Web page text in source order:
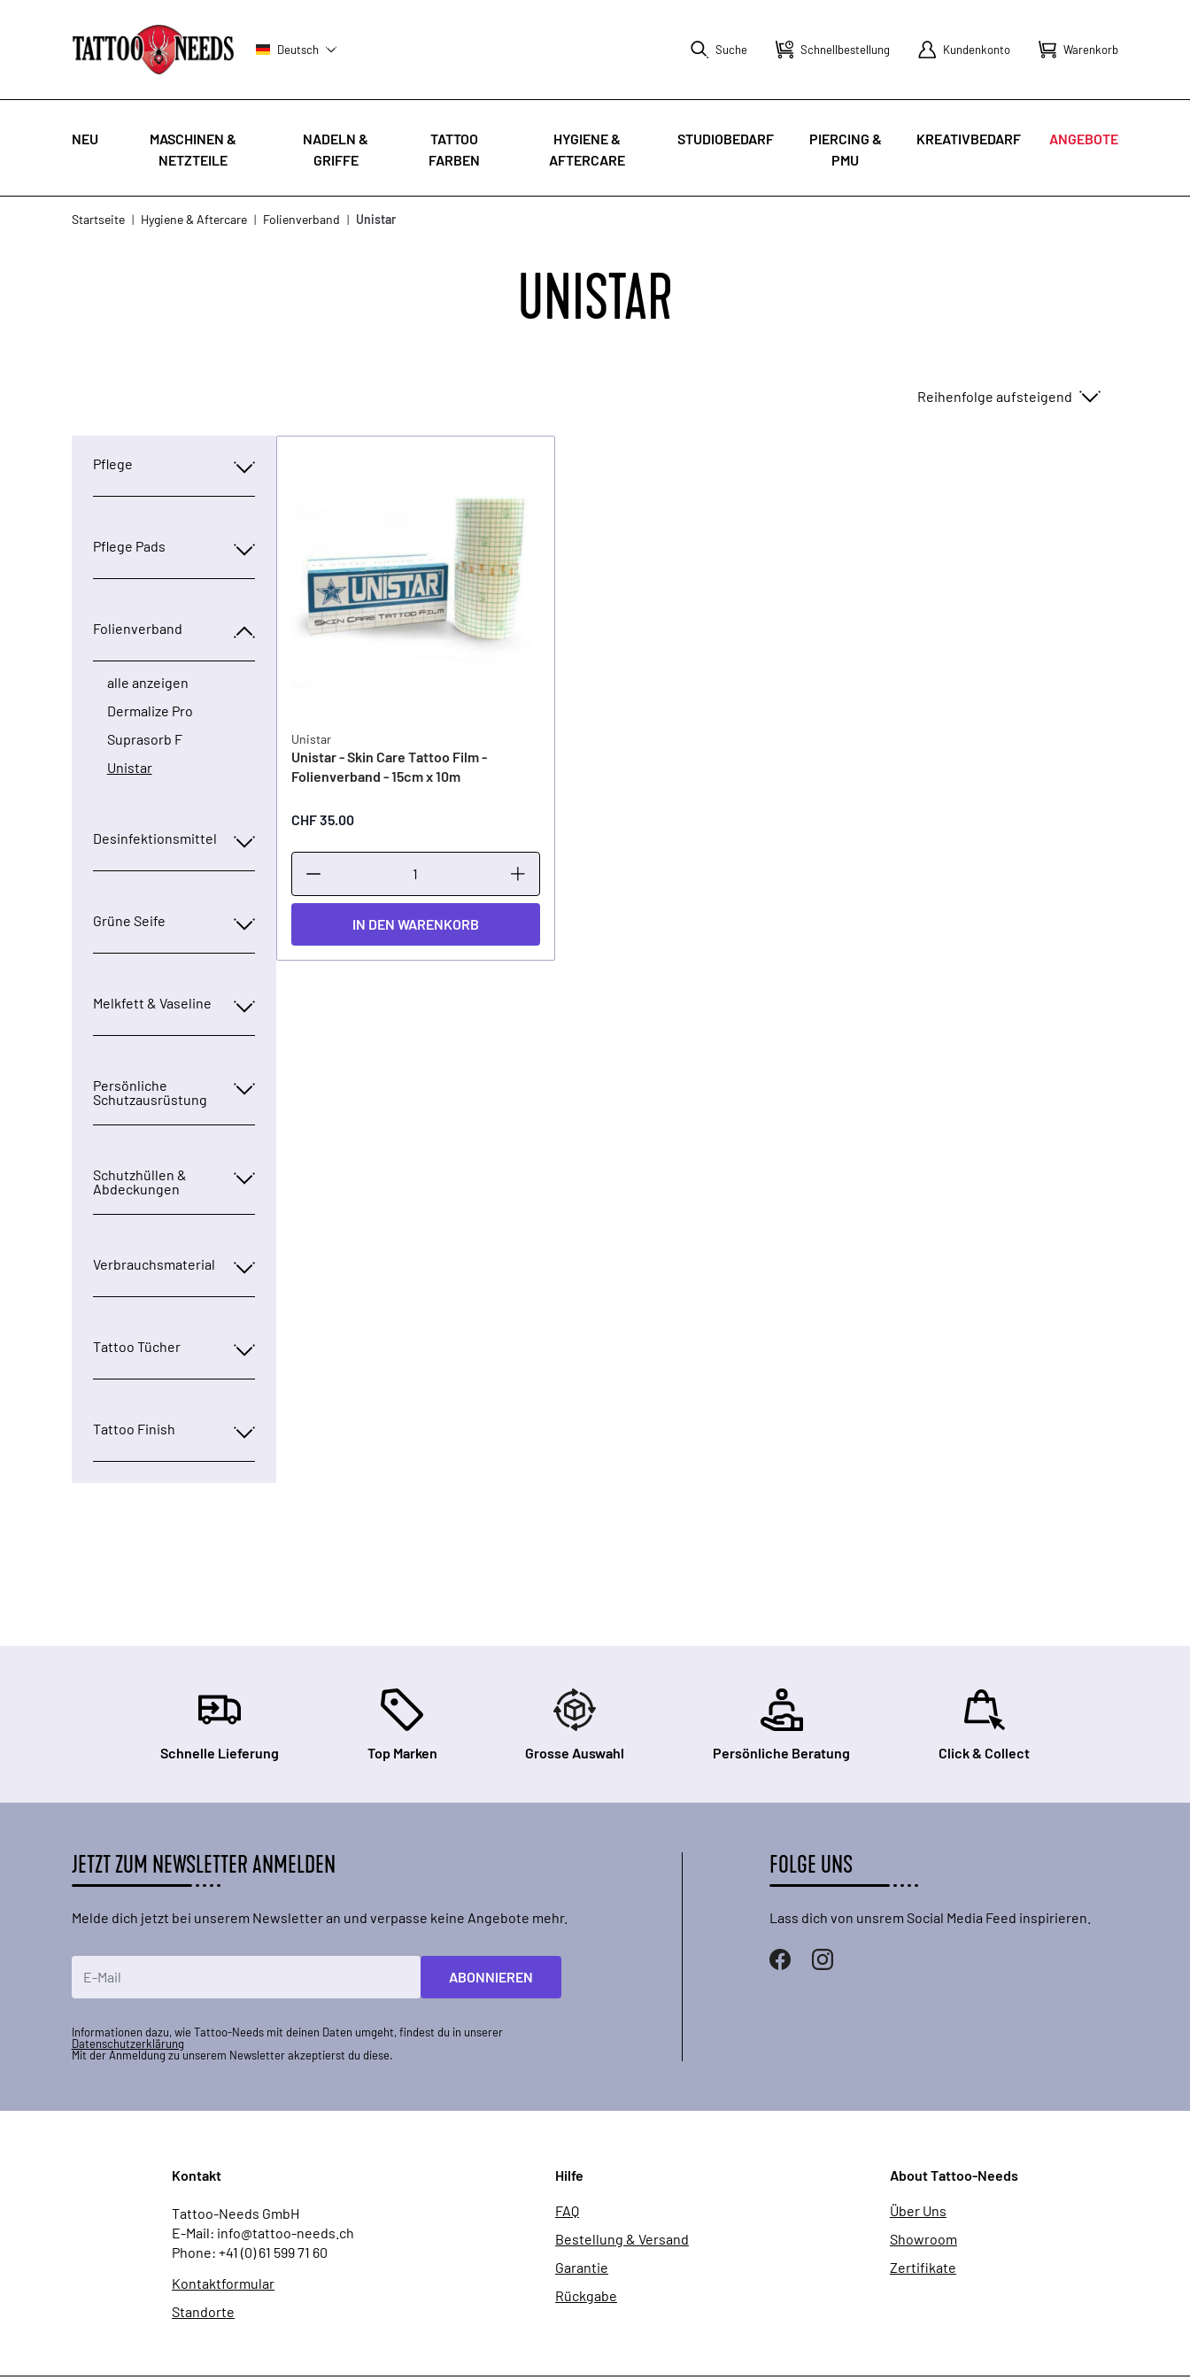
Deutsch Suche Schnellbestellung Kundenkonto Warenkorb
NEU
MASCHINEN &
NETZTEILE
NADELN &
GRIFFE
TATTOO
FARBEN
HYGIENE &
AFTERCARE
STUDIOBEDARF
PIERCING &
PMU
KREATIVBEDARF ANGEBOTE
Startseite | Hygiene & Aftercare | Folienverband | Unistar
UNISTAR
Sortieren nach
Pflege
Pflege Pads
Folienverband
alle anzeigen
Dermalize Pro
Suprasorb F
Unistar
Desinfektionsmittel
Grüne Seife
Melkfett & Vaseline
Persönliche
Schutzausrüstung
Schutzhüllen &
Abdeckungen
Verbrauchsmaterial
Tattoo Tücher
Tattoo Finish
Unistar
Unistar - Skin Care Tattoo Film -
Folienverband - 15cm x 10m
CHF 35.00
IN DEN WARENKORB
Schnelle Lieferung Top Marken Grosse Auswahl Persönliche Beratung Click & Collect
JETZT ZUM NEWSLETTER ANMELDEN
Melde dich jetzt bei unserem Newsletter an und verpasse keine Angebote mehr.
ABONNIEREN
Informationen dazu, wie Tattoo-Needs mit deinen Daten umgeht, findest du in unserer
Datenschutzerklärung
Mit der Anmeldung zu unserem Newsletter akzeptierst du diese.
FOLGE UNS
Lass dich von unsrem Social Media Feed inspirieren.
Kontakt
Tattoo-Needs GmbH
E-Mail: info@tattoo-needs.ch
Phone: +41 (0) 61 599 71 60
Kontaktformular
Standorte
Hilfe
FAQ
Bestellung & Versand
Garantie
Rückgabe
About Tattoo-Needs
Über Uns
Showroom
Zertifikate